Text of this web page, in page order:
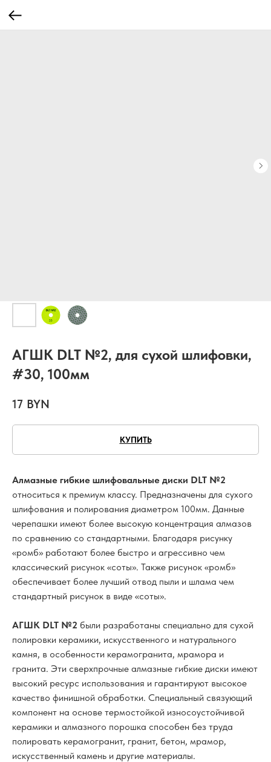
АГШК DLT №2, для сухой шлифовки,
#30, 100мм
17 BYN
КУПИТЬ
Алмазные гибкие шлифовальные диски DLT №2
относиться к премиум классу. Предназначены для сухого
шлифования и полирования диаметром 100мм. Данные
черепашки имеют более высокую концентрация алмазов
по сравнению со стандартными. Благодаря рисунку
«ромб» работают более быстро и агрессивно чем
классический рисунок «соты». Также рисунок «ромб»
обеспечивает более лучший отвод пыли и шлама чем
стандартный рисунок в виде «соты».
АГШК DLT №2 были разработаны специально для сухой
полировки керамики, искусственного и натурального
камня, в особенности керамогранита, мрамора и
гранита. Эти сверхпрочные алмазные гибкие диски имеют
высокий ресурс использования и гарантируют высокое
качество финишной обработки. Специальный связующий
компонент на основе термостойкой износоустойчивой
керамики и алмазного порошка способен без труда
полировать керамогранит, гранит, бетон, мрамор,
искусственный камень и другие материалы.